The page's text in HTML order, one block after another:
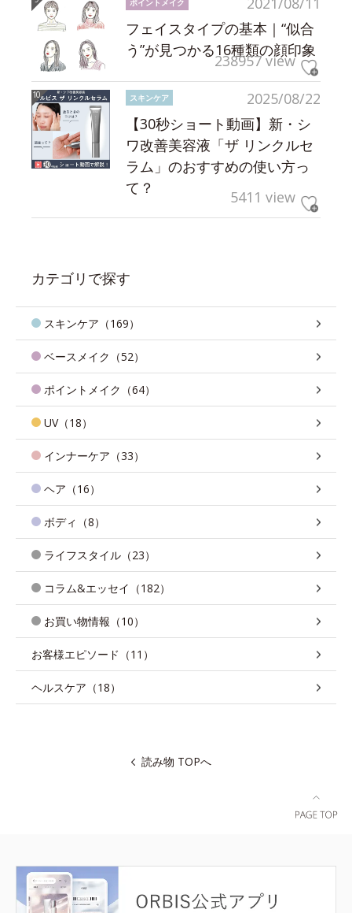
ポイントメイク
フェイスタイプの基本｜“似合
う”が見つかる16種類の顔印象
238957 view
2025/08/22
スキンケア
【30秒ショート動画】新・シ
ワ改善美容液「ザ リンクルセ
ラム」のおすすめの使い方っ
て？
5411 view
カテゴリで探す
スキンケア（169）
ベースメイク（52）
ポイントメイク（64）
UV（18）
インナーケア（33）
ヘア（16）
ボディ（8）
ライフスタイル（23）
コラム&エッセイ（182）
お買い物情報（10）
お客様エピソード（11）
ヘルスケア（18）
読み物 TOPへ